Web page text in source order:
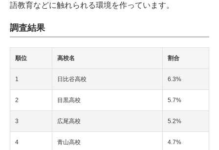
語教育などに触れられる環境を作っています。
調査結果
順位 高校名 割合
1 日比谷高校 6.3%
2 目黒高校 5.7%
3 広尾高校 5.2%
4 青山高校 4.7%